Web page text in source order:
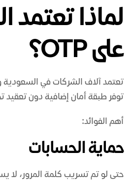
لماذا تعتمد
على OTP؟
توفر طبقة أمان إضافية دون تعقيد
أهم الفوائد:
حماية الحسابات
حتى لو تم تسريب كلمة المرور، لا